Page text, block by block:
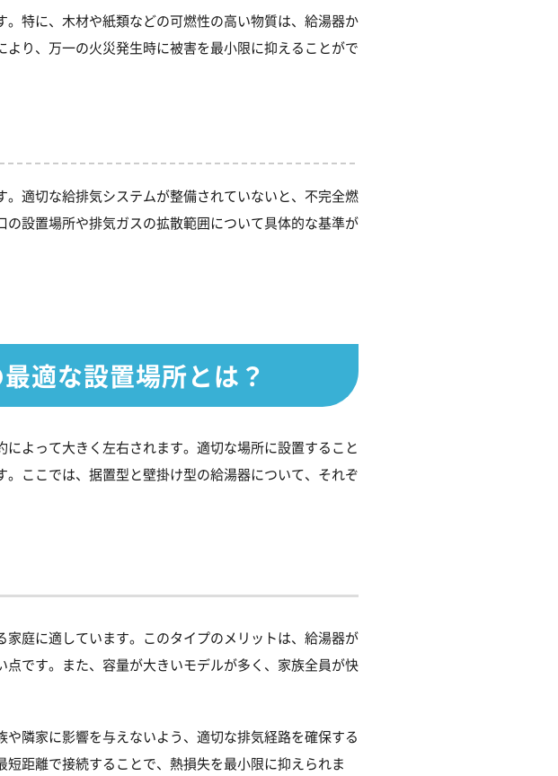
特に、木材や紙類などの可燃性の高い物質は、給湯器か
り、万一の火災発生時に被害を最小限に抑えることがで
適切な給排気システムが整備されていないと、不完全燃
設置場所や排気ガスの拡散範囲について具体的な基準が
適な設置場所とは？
よって大きく左右されます。適切な場所に設置すること
ここでは、据置型と壁掛け型の給湯器について、それぞ
庭に適しています。このタイプのメリットは、給湯器が
です。また、容量が大きいモデルが多く、家族全員が快
隣家に影響を与えないよう、適切な排気経路を確保する
距離で接続することで、熱損失を最小限に抑えられま